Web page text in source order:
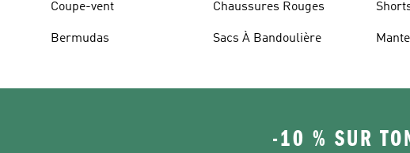
Coupe-vent
Bermudas
Chaussures Rouges
Sacs À Bandoulière
-10 % SUR